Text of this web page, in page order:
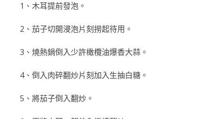
1、木耳提前發泡。
2、茄子切開浸泡片刻撈起待用。
3、燒熱鍋倒入少許橄欖油爆香大蒜。
4、倒入肉碎翻炒片刻加入生抽白糖。
5、將茄子倒入翻炒。